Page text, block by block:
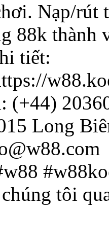
Nạp/rút
88k thành
tiết:
(+44)
Long
tôi